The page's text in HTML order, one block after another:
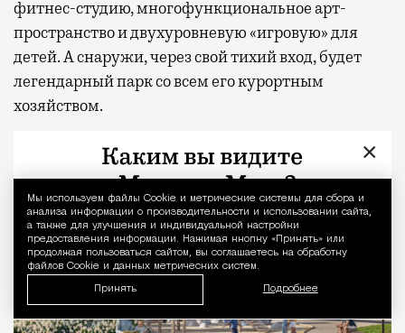
Уведомление
Мы используем файлы Сookie и метрические системы для сбора и
анализа информации о производительности и использовании сайта,
а также для улучшения и индивидуальной настройки
предоставления информации. Нажимая кнопку «Принять» или
продолжая пользоваться сайтом, вы соглашаетесь на обработку
файлов Cookie и данных метрических систем.
Принять Подробнее
фитнес-студию, многофункциональное арт-
пространство и двухуровневую «игровую» для
детей. А снаружи, через свой тихий вход, будет
легендарный парк со всем его курортным
хозяйством.
×